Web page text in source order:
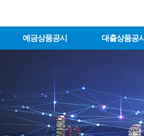
예금상품공시 대출상품공시